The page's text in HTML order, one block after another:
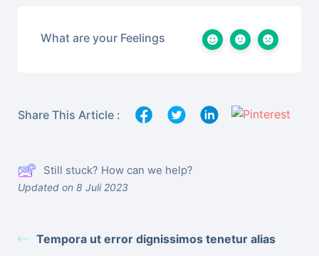
What are your Feelings
Share This Article :
Still stuck? How can we help?
Updated on 8 Juli 2023
Tempora ut error dignissimos tenetur alias